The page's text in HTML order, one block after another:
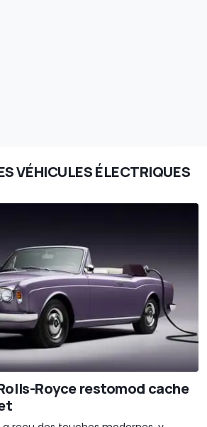
VÉHICULES ÉLECTRIQUES
Royce restomod cache